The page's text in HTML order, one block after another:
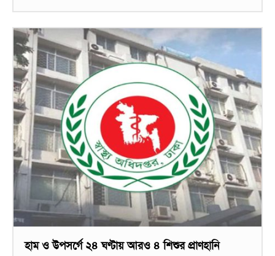
হাম ও উপসর্গে ২৪ ঘণ্টায় আরও ৪ শিশুর প্রাণহানি